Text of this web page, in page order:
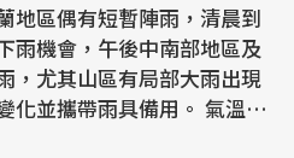
地區偶有短暫陣雨，清晨到
雨機會，午後中南部地區及
，尤其山區有局部大雨出現
攜帶雨具備用。 氣溫方